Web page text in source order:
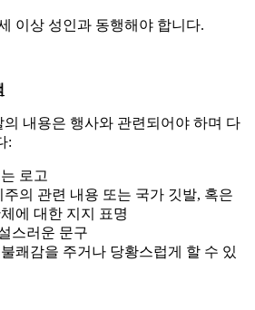
이상 성인과 동행해야 합니다.
의 내용은 행사와 관련되어야 하며 다
:
로고
의 관련 내용 또는 국가 깃발, 혹은
에 대한 지지 표명
스러운 문구
쾌감을 주거나 당황스럽게 할 수 있